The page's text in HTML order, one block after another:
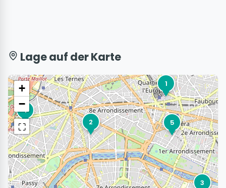
Lage auf der Karte
1
2
3
4
5
+
−
⛶